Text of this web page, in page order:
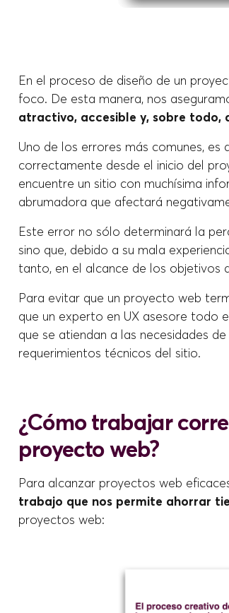
En el proceso de diseño de un
foco. De esta manera, nos
atractivo, accesible y, sobre todo,
Uno de los errores más comunes, es
correctamente desde el inicio del
encuentre un sitio con muchísima
abrumadora que afectará
Este error no sólo determinará la
sino que, debido a su mala
tanto, en el alcance de los objetivos
Para evitar que un proyecto web
que un experto en UX asesore todo
que se atiendan a las necesidades
requerimientos técnicos del sitio.
¿Cómo trabajar
proyecto web?
Para alcanzar proyectos web
trabajo que nos permite ahorrar
proyectos web: